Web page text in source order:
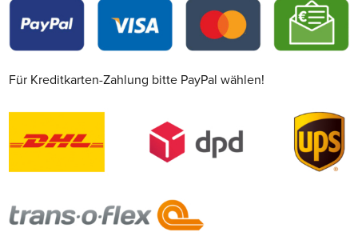
Für Kreditkarten-Zahlung bitte PayPal wählen!